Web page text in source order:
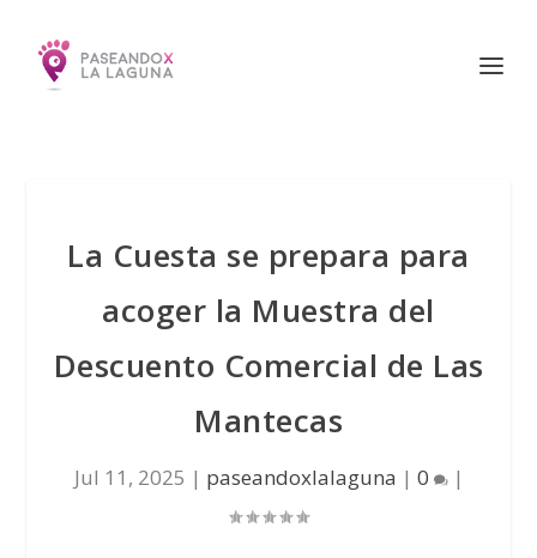
La Cuesta se prepara para
acoger la Muestra del
Descuento Comercial de Las
Mantecas
Jul 11, 2025 | paseandoxlalaguna | 0 |